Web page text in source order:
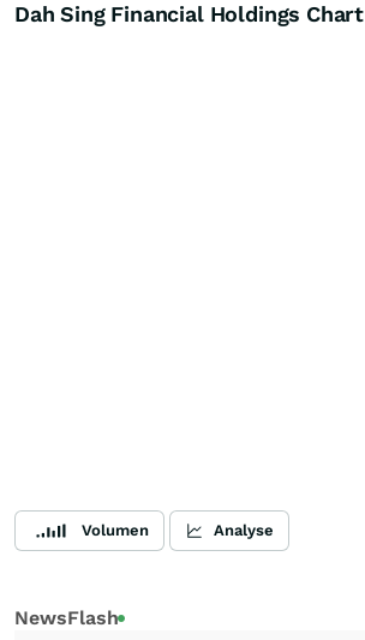
Dah Sing Financial Holdings Chart
Volumen Analyse
NewsFlash